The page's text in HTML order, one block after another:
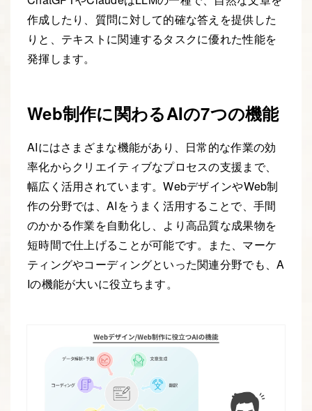
作成したり、質問に対して的確な答えを提供した
りと、テキストに関連するタスクに優れた性能を
発揮します。
Web制作に関わるAIの7つの機能
AIにはさまざまな機能があり、日常的な作業の効
率化からクリエイティブなプロセスの支援まで、
幅広く活用されています。WebデザインやWeb制
作の分野では、AIをうまく活用することで、手間
のかかる作業を自動化し、より高品質な成果物を
短時間で仕上げることが可能です。また、マーケ
ティングやコーディングといった関連分野でも、A
Iの機能が大いに役立ちます。